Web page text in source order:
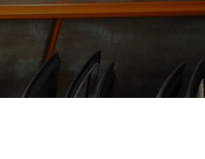
ΣΧΕΤΙΚΑ ΜΕ ΕΜΑΣ
ΥΠΗΡΕΣΙΕΣ
ΟΙ ΕΓΚΑΤΑΣΤΑΣΕΙΣ ΜΑΣ
ΣΥΧΝΕΣ ΕΡΩΤΗΣΕΙΣ